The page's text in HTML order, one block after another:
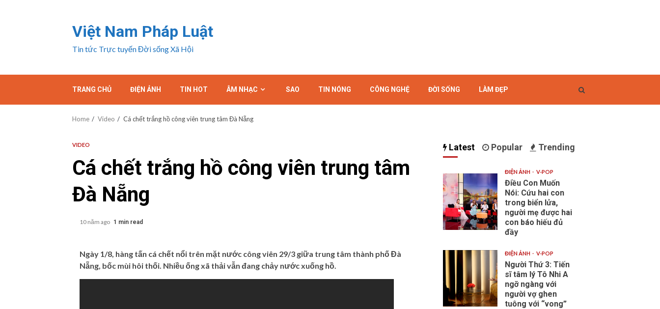
Việt Nam Pháp Luật
Tin tức Trực tuyến Đời sống Xã Hội
TRANG CHỦ ĐIỆN ẢNH TIN HOT ÂM NHẠC SAO TIN NÓNG CÔNG NGHỆ ĐỜI SỐNG LÀM ĐẸP
Home Video Cá chết trắng hồ công viên trung tâm Đà Nẵng
VIDEO
Cá chết trắng hồ công viên trung tâm
Đà Nẵng
10 năm ago 1 min read
Ngày 1/8, hàng tấn cá chết nổi trên mặt nước công viên 29/3 giữa trung tâm thành phố Đà
Nẵng, bốc mùi hôi thối. Nhiều ống xã thải vẫn đang chảy nước xuống hồ.
Latest Popular Trending
ĐIỆN ẢNH V-POP
Điều Con Muốn
Nói: Cứu hai con
trong biển lửa,
người mẹ được hai
con báo hiếu đủ
đầy
ĐIỆN ẢNH V-POP
Người Thứ 3: Tiến
sĩ tâm lý Tô Nhi A
ngỡ ngàng với
người vợ ghen
tuông với “vong”